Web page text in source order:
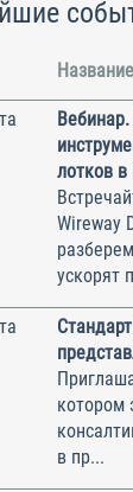
лотков в
Wireway
ускорят
котором
в пр...